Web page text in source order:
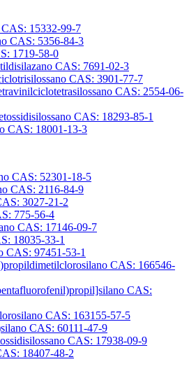
15332-99-7
CAS: 5356-84-3
1719-58-0
CAS: 7691-02-3
CAS: 3901-77-7
CAS: 2554-06-
CAS: 18293-85-1
CAS: 18001-13-3
CAS: 52301-18-5
CAS: 2116-84-9
3027-21-2
775-56-4
CAS: 17146-09-7
18035-33-1
CAS: 97451-53-1
CAS: 166546-
CAS:
CAS: 163155-57-5
CAS: 60111-47-9
CAS: 17938-09-9
18407-48-2